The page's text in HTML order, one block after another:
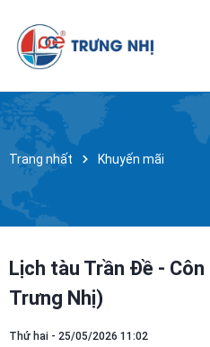
Trang nhất Khuyến mãi
Lịch tàu Trần Đề -
Trưng Nhị)
Thứ hai - 25/05/2026 11:02